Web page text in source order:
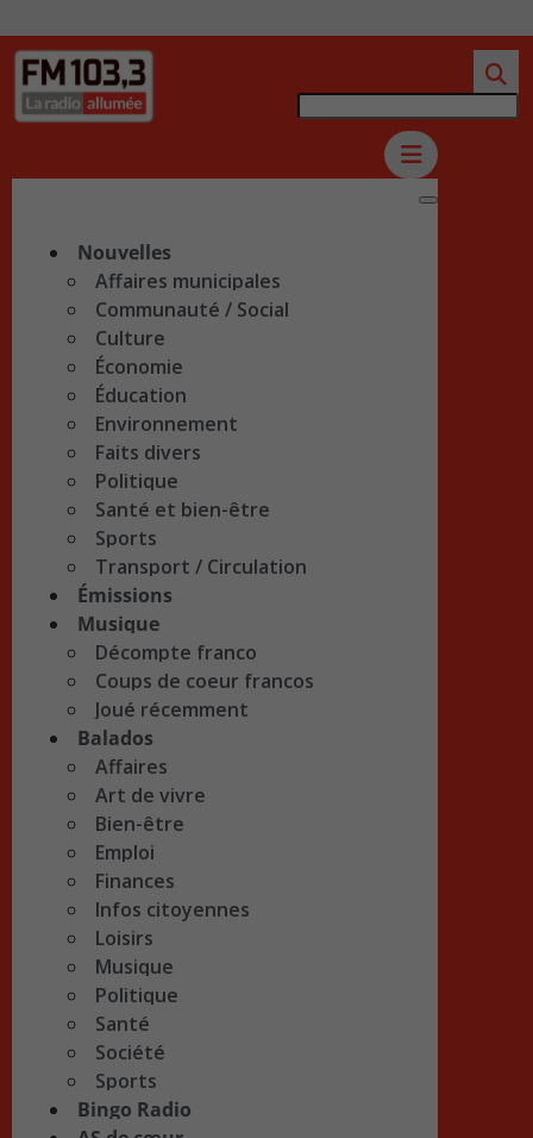
Nouvelles
Affaires municipales
Communauté / Social
Culture
Économie
Éducation
Environnement
Faits divers
Politique
Santé et bien-être
Sports
Transport / Circulation
Émissions
Musique
Décompte franco
Coups de coeur francos
Joué récemment
Balados
Affaires
Art de vivre
Bien-être
Emploi
Finances
Infos citoyennes
Loisirs
Musique
Politique
Santé
Société
Sports
Bingo Radio